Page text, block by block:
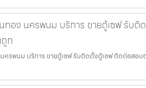
ทอง นครพนม บริการ ขายตู้เซฟ รับ
ก
ครพนม บริการ ขายตู้เซฟ รับติดตั้งตู้เซฟ ติดต่อสอบ